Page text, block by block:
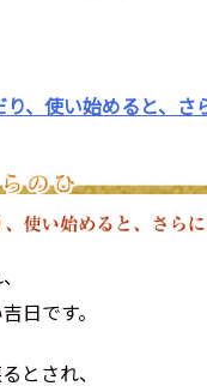
、使い始めると、さ
日です。
とされ、